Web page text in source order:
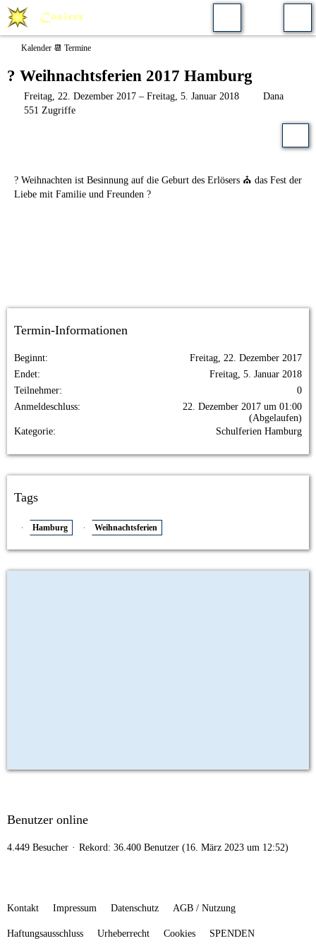
Kalender 📆 Termine
? Weihnachtsferien 2017 Hamburg
Freitag, 22. Dezember 2017 – Freitag, 5. Januar 2018
Dana
551 Zugriffe
? Weihnachten ist Besinnung auf die Geburt des Erlösers ⛪ das Fest der
Liebe mit Familie und Freunden ?
Termin-Informationen
Beginnt
Freitag, 22. Dezember 2017
Endet
Freitag, 5. Januar 2018
Teilnehmer
0
Anmeldeschluss
22. Dezember 2017 um 01:00
(Abgelaufen)
Kategorie
Schulferien Hamburg
Tags
Hamburg Weihnachtsferien
Benutzer online
4.449 Besucher Rekord: 36.400 Benutzer (16. März 2023 um 12:52)
Kontakt Impressum Datenschutz AGB / Nutzung
Haftungsausschluss Urheberrecht Cookies SPENDEN